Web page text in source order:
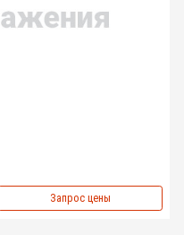
Запрос цены